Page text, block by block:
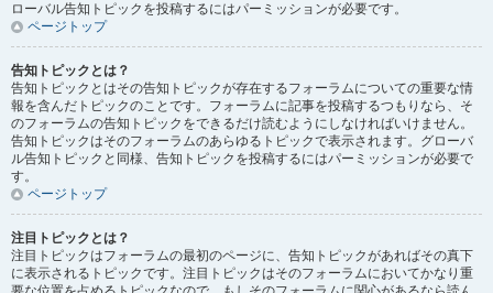
ローバル告知トピックを投稿するにはパーミッションが必要です。
ページトップ
告知トピックとは？
告知トピックとはその告知トピックが存在するフォーラムについての重要な情
報を含んだトピックのことです。フォーラムに記事を投稿するつもりなら、そ
のフォーラムの告知トピックをできるだけ読むようにしなければいけません。
告知トピックはそのフォーラムのあらゆるトピックで表示されます。グローバ
ル告知トピックと同様、告知トピックを投稿するにはパーミッションが必要で
す。
ページトップ
注目トピックとは？
注目トピックはフォーラムの最初のページに、告知トピックがあればその真下
に表示されるトピックです。注目トピックはそのフォーラムにおいてかなり重